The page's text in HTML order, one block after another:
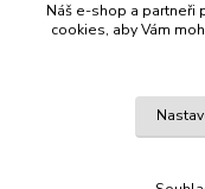
Náš e-shop a partneři
cookies, aby Vám